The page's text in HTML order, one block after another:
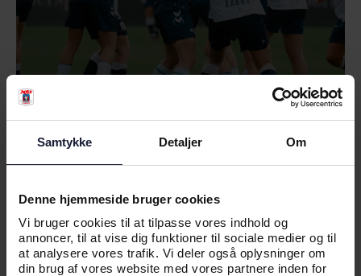
Samtykke Detaljer Om
Denne hjemmeside bruger cookies
Vi bruger cookies til at tilpasse vores indhold og
annoncer, til at vise dig funktioner til sociale medier og til
at analysere vores trafik. Vi deler også oplysninger om
din brug af vores website med vores partnere inden for
02.08.2026
AGF KVINDEFODBOLD BYDER
VELKOMMEN TIL LÆRKE TINGLEFF